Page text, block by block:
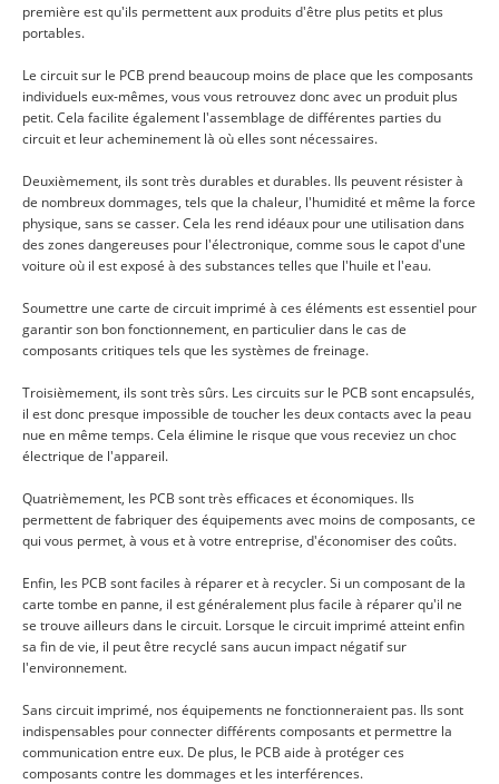
première est qu'ils permettent aux produits d'être plus petits et plus
portables.
Le circuit sur le PCB prend beaucoup moins de place que les composants
individuels eux-mêmes, vous vous retrouvez donc avec un produit plus
petit. Cela facilite également l'assemblage de différentes parties du
circuit et leur acheminement là où elles sont nécessaires.
Deuxièmement, ils sont très durables et durables. Ils peuvent résister à
de nombreux dommages, tels que la chaleur, l'humidité et même la force
physique, sans se casser. Cela les rend idéaux pour une utilisation dans
des zones dangereuses pour l'électronique, comme sous le capot d'une
voiture où il est exposé à des substances telles que l'huile et l'eau.
Soumettre une carte de circuit imprimé à ces éléments est essentiel pour
garantir son bon fonctionnement, en particulier dans le cas de
composants critiques tels que les systèmes de freinage.
Troisièmement, ils sont très sûrs. Les circuits sur le PCB sont encapsulés,
il est donc presque impossible de toucher les deux contacts avec la peau
nue en même temps. Cela élimine le risque que vous receviez un choc
électrique de l'appareil.
Quatrièmement, les PCB sont très efficaces et économiques. Ils
permettent de fabriquer des équipements avec moins de composants, ce
qui vous permet, à vous et à votre entreprise, d'économiser des coûts.
Enfin, les PCB sont faciles à réparer et à recycler. Si un composant de la
carte tombe en panne, il est généralement plus facile à réparer qu'il ne
se trouve ailleurs dans le circuit. Lorsque le circuit imprimé atteint enfin
sa fin de vie, il peut être recyclé sans aucun impact négatif sur
l'environnement.
Sans circuit imprimé, nos équipements ne fonctionneraient pas. Ils sont
indispensables pour connecter différents composants et permettre la
communication entre eux. De plus, le PCB aide à protéger ces
composants contre les dommages et les interférences.